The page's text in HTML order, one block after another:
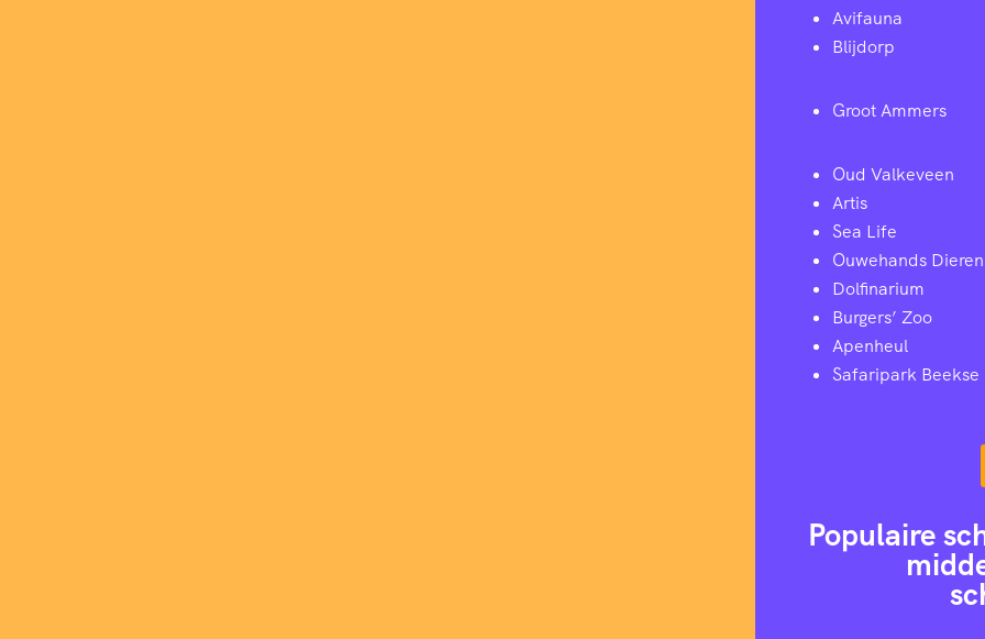
Avifauna
Blijdorp
Groot Ammers
Oud Valkeveen
Artis
Sea Life
Ouwehands
Dolfinarium
Burgers’ Zoo
Apenheul
Safaripark Beekse
Populaire